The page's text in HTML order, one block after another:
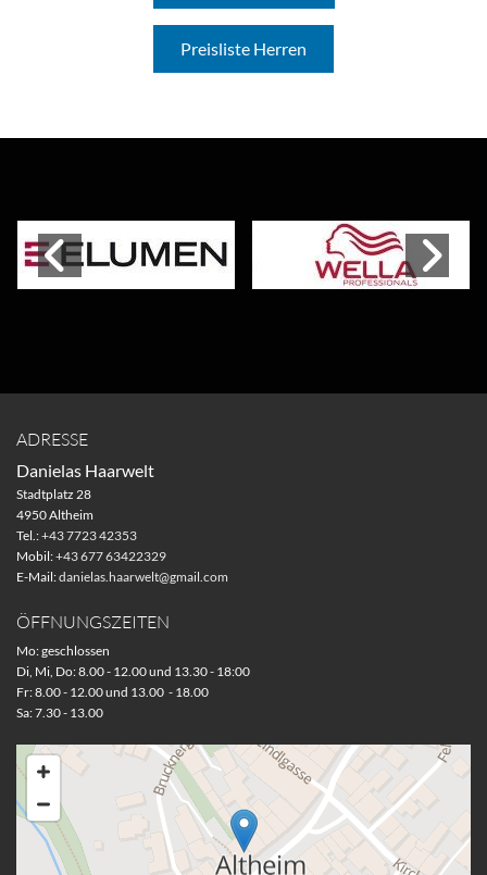
Preisliste Herren
ADRESSE
Danielas Haarwelt
Stadtplatz 28
4950 Altheim
Tel.:+43 7723 42353
Mobil:+43 677 63422329
E-Mail:danielas.haarwelt@gmail.com
ÖFFNUNGSZEITEN
Mo: geschlossen
Di, Mi, Do: 8.00 - 12.00 und 13.30 - 18:00
Fr: 8.00 - 12.00 und 13.00 - 18.00
Sa: 7.30 - 13.00